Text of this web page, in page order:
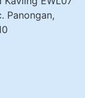
Panongan,